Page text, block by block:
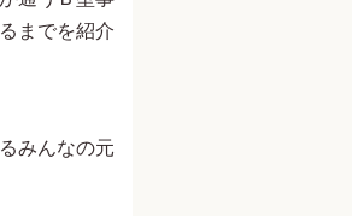
までを紹介
みんなの元
参議院議員 山田太郎